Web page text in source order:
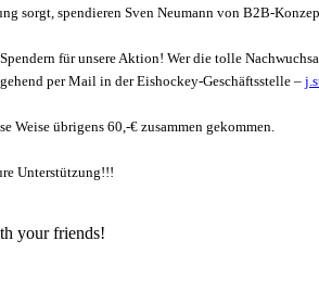
sorgt, spendieren Sven Neumann von B2B-
für unsere Aktion! Wer die tolle
per Mail in der Eishockey-Geschäftsstelle –
Weise übrigens 60,-€ zusammen gekommen.
Unterstützung!!!
your friends!